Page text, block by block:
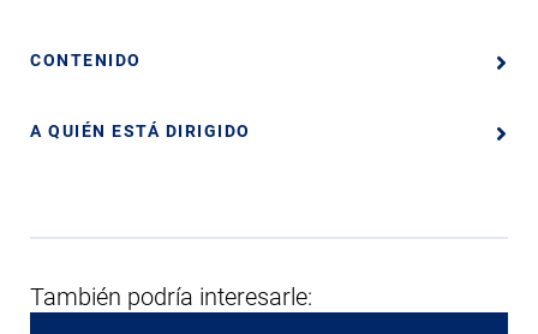
CONTENIDO
A QUIÉN ESTÁ DIRIGIDO
También podría interesarle: